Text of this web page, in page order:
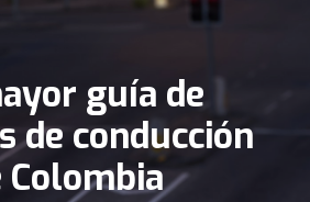
guía de
de conducción
Colombia